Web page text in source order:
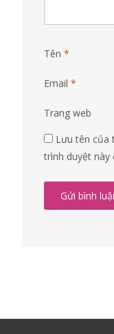
Tên *
Email *
Trang web
Lưu tên của
trình duyệt này